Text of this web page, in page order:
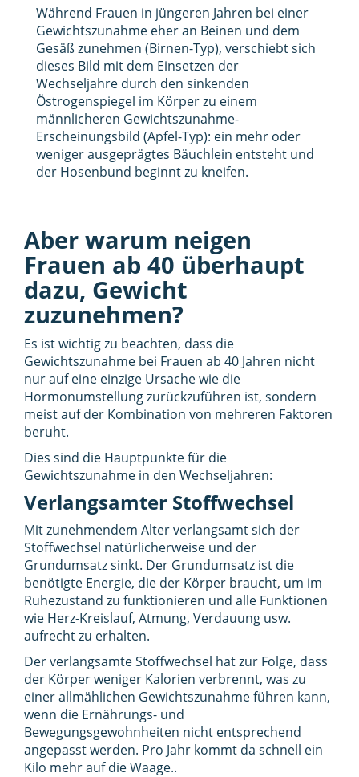
Während Frauen in jüngeren Jahren bei einer
Gewichtszunahme eher an Beinen und dem
Gesäß zunehmen (Birnen-Typ), verschiebt sich
dieses Bild mit dem Einsetzen der
Wechseljahre durch den sinkenden
Östrogenspiegel im Körper zu einem
männlicheren Gewichtszunahme-
Erscheinungsbild (Apfel-Typ): ein mehr oder
weniger ausgeprägtes Bäuchlein entsteht und
der Hosenbund beginnt zu kneifen.
Aber warum neigen
Frauen ab 40 überhaupt
dazu, Gewicht
zuzunehmen?
Es ist wichtig zu beachten, dass die
Gewichtszunahme bei Frauen ab 40 Jahren nicht
nur auf eine einzige Ursache wie die
Hormonumstellung zurückzuführen ist, sondern
meist auf der Kombination von mehreren Faktoren
beruht.
Dies sind die Hauptpunkte für die
Gewichtszunahme in den Wechseljahren:
Verlangsamter Stoffwechsel
Mit zunehmendem Alter verlangsamt sich der
Stoffwechsel natürlicherweise und der
Grundumsatz sinkt. Der Grundumsatz ist die
benötigte Energie, die der Körper braucht, um im
Ruhezustand zu funktionieren und alle Funktionen
wie Herz-Kreislauf, Atmung, Verdauung usw.
aufrecht zu erhalten.
Der verlangsamte Stoffwechsel hat zur Folge, dass
der Körper weniger Kalorien verbrennt, was zu
einer allmählichen Gewichtszunahme führen kann,
wenn die Ernährungs- und
Bewegungsgewohnheiten nicht entsprechend
angepasst werden. Pro Jahr kommt da schnell ein
Kilo mehr auf die Waage..